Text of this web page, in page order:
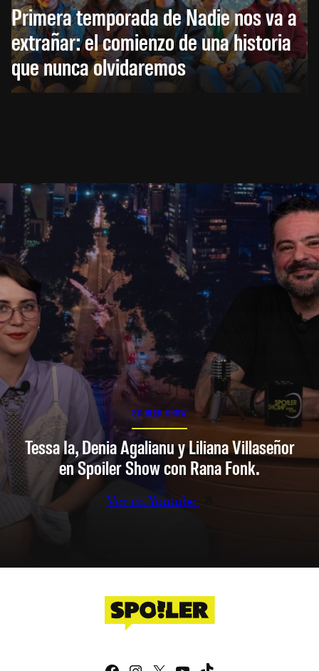
Primera temporada de Nadie nos va a
extrañar: el comienzo de una historia
que nunca olvidaremos
SPOILER SHOW
Tessa Ia, Denia Agalianu y Liliana Villaseñor
en Spoiler Show con Rana Fonk.
Ver en Youtube
Facebook
Instagram
X YouTube